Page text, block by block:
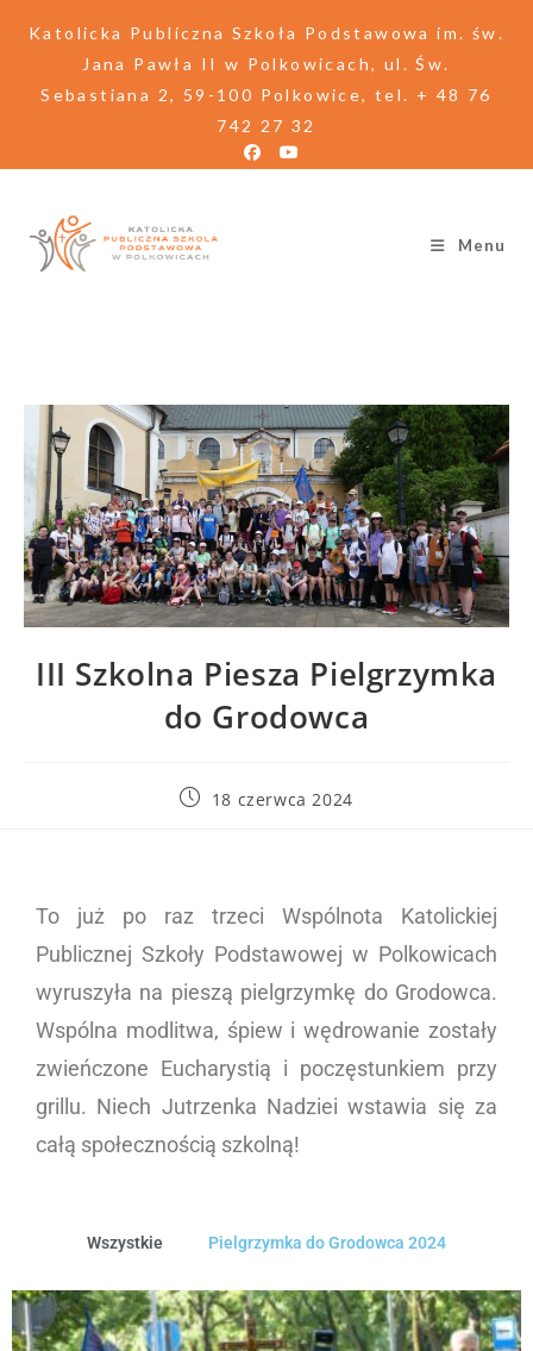
Katolicka Publiczna Szkoła Podstawowa im. św.
Jana Pawła II w Polkowicach, ul. Św.
Sebastiana 2, 59-100 Polkowice, tel. + 48 76
742 27 32
Menu
III Szkolna Piesza Pielgrzymka
do Grodowca
18 czerwca 2024
To już po raz trzeci Wspólnota Katolickiej
Publicznej Szkoły Podstawowej w Polkowicach
wyruszyła na pieszą pielgrzymkę do Grodowca.
Wspólna modlitwa, śpiew i wędrowanie zostały
zwieńczone Eucharystią i poczęstunkiem przy
grillu. Niech Jutrzenka Nadziei wstawia się za
całą społecznością szkolną!
Wszystkie Pielgrzymka do Grodowca 2024